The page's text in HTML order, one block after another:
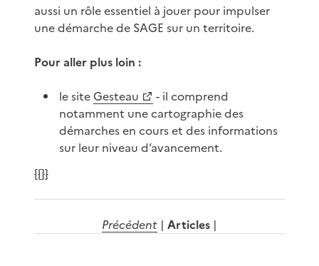
aussi un rôle essentiel à jouer pour impulser
une démarche de SAGE sur un territoire.
Pour aller plus loin :
le siteGesteau
- il comprend
notamment une cartographie des
démarches en cours et des informations
sur leur niveau d’avancement.
{{}}
Précédent | Articles |